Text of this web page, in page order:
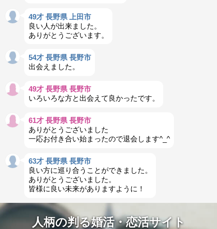
49才 長野県 上田市
良い人が出来ました。
ありがとうございます。
54才 長野県 長野市
出会えました。
49才 長野県 長野市
いろいろな方と出会えて良かったです。
61才 長野県 長野市
ありがとうございました
一応お付き合い始まったので退会します^_^
63才 長野県 長野市
良い方に巡り合うことができました。
ありがとうございました。
皆様に良い未来がありますように！
人柄の判る婚活・恋活サイト